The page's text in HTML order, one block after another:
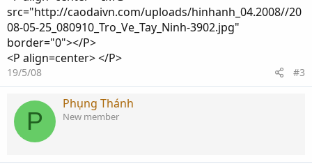
src="http://caodaivn.com/uploads/hinhanh_04.2008//20
08-05-25_080910_Tro_Ve_Tay_Ninh-3902.jpg"
border="0"></P>
<P align=center> </P>
19/5/08 #3
P
Phụng Thánh
New member